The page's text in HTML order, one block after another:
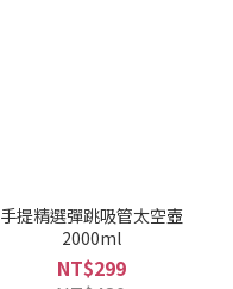
手提精選彈跳吸管太空壺
2000ml
NT$299